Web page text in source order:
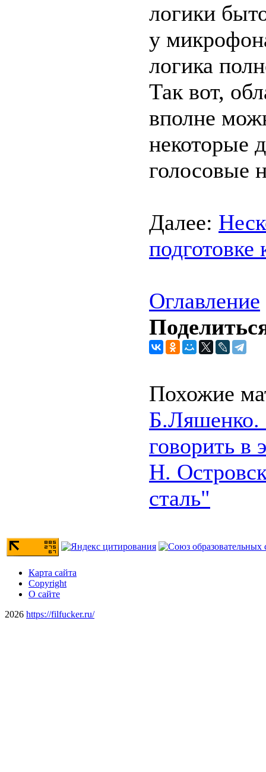
логики
у
логика
Так вот,
вполне
некоторые
голосовые
Далее:
Оглавление
Похожие
Б.Ляшенко.
говорить в
Н.
сталь"
Карта сайта
Copyright
О сайте
2026 https://filfucker.ru/